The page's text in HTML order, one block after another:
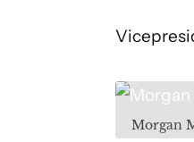
Morgan